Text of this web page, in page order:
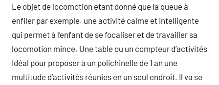
Le objet de locomotion etant donné que la queue à
enfiler par exemple. une activité calme et intelligente
qui permet à l’enfant de se focaliser et de travailler sa
locomotion mince. Une table ou un compteur d’activités
Idéal pour proposer à un polichinelle de 1 an une
multitude d’activités réunies en un seul endroit. Il va se